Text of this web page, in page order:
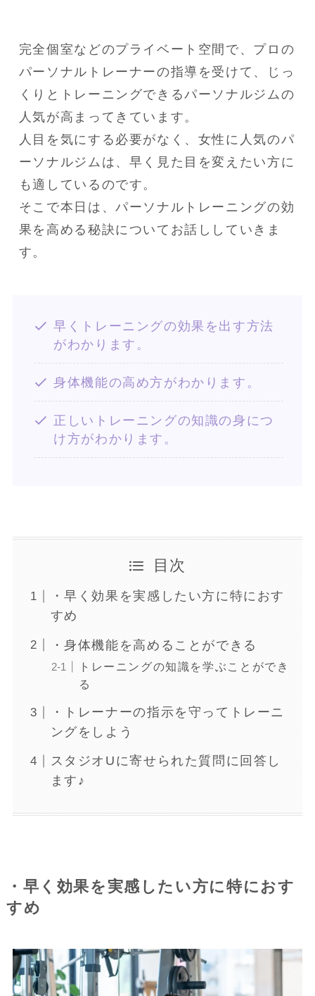
完全個室などのプライベート空間で、プロの
パーソナルトレーナーの指導を受けて、じっ
くりとトレーニングできるパーソナルジムの
人気が高まってきています。
人目を気にする必要がなく、女性に人気のパ
ーソナルジムは、早く見た目を変えたい方に
も適しているのです。
そこで本日は、パーソナルトレーニングの効
果を高める秘訣についてお話ししていきま
す。
早くトレーニングの効果を出す方法
がわかります。
身体機能の高め方がわかります。
正しいトレーニングの知識の身につ
け方がわかります。
目次
・早く効果を実感したい方に特におす
すめ
・身体機能を高めることができる
トレーニングの知識を学ぶことができ
る
・トレーナーの指示を守ってトレーニ
ングをしよう
スタジオUに寄せられた質問に回答し
ます♪
・早く効果を実感したい方に特におす
すめ